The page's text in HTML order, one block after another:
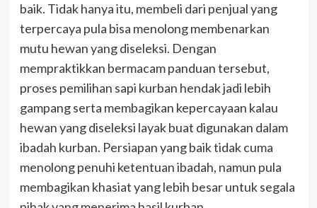
baik. Tidak hanya itu, membeli dari penjual yang
terpercaya pula bisa menolong membenarkan
mutu hewan yang diseleksi. Dengan
mempraktikkan bermacam panduan tersebut,
proses pemilihan sapi kurban hendak jadi lebih
gampang serta membagikan kepercayaan kalau
hewan yang diseleksi layak buat digunakan dalam
ibadah kurban. Persiapan yang baik tidak cuma
menolong penuhi ketentuan ibadah, namun pula
membagikan khasiat yang lebih besar untuk segala